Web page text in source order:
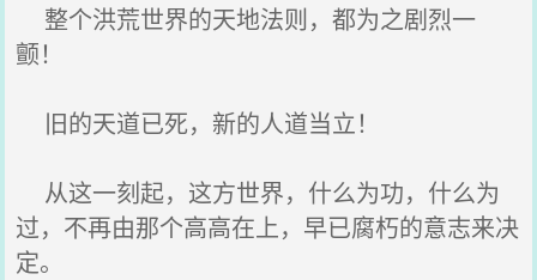
整个洪荒世界的天地法则，都为之剧烈一
颤！
旧的天道已死，新的人道当立！
从这一刻起，这方世界，什么为功，什么为
过，不再由那个高高在上，早已腐朽的意志来决
定。